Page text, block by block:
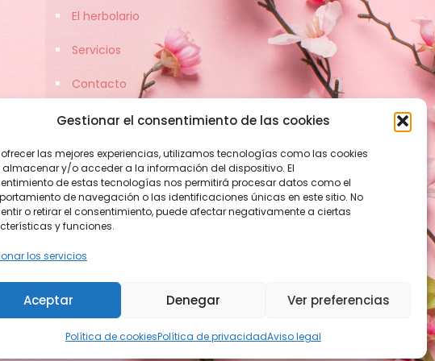
Gestionar el consentimiento de las cookies
las mejores experiencias, utilizamos tecnologías como las cookies
y/o acceder a la información del dispositivo. El
de estas tecnologías nos permitirá procesar datos como el
de navegación o las identificaciones únicas en este sitio. No
o retirar el consentimiento, puede afectar negativamente a ciertas
y funciones.
los servicios
Aceptar Denegar Ver preferencias
Política de cookiesPolítica de privacidadAviso legal
El herbolario
Servicios
Contacto
reservados.
Condiciones de envío Política de devolución